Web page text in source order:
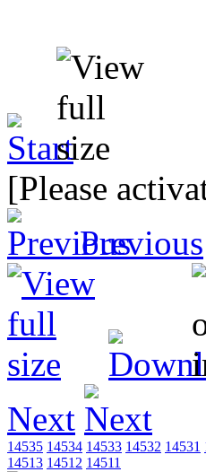
[Please
Previous
Next
14535 14534 14533 14532 14531
14513 14512 14511